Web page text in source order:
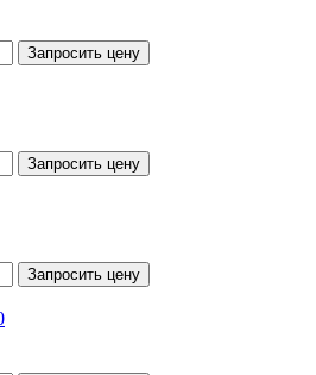
Запросить цену
Запросить цену
Запросить цену